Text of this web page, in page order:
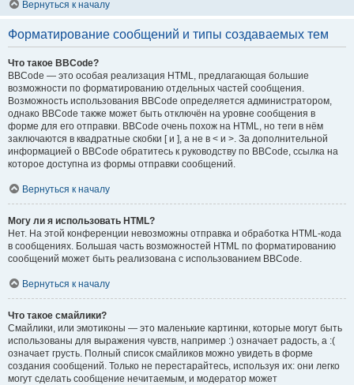
Вернуться к началу
Форматирование сообщений и типы создаваемых тем
Что такое BBCode?
BBCode — это особая реализация HTML, предлагающая большие
возможности по форматированию отдельных частей сообщения.
Возможность использования BBCode определяется администратором,
однако BBCode также может быть отключён на уровне сообщения в
форме для его отправки. BBCode очень похож на HTML, но теги в нём
заключаются в квадратные скобки [ и ], а не в < и >. За дополнительной
информацией о BBCode обратитесь к руководству по BBCode, ссылка на
которое доступна из формы отправки сообщений.
Вернуться к началу
Могу ли я использовать HTML?
Нет. На этой конференции невозможны отправка и обработка HTML-кода
в сообщениях. Большая часть возможностей HTML по форматированию
сообщений может быть реализована с использованием BBCode.
Вернуться к началу
Что такое смайлики?
Смайлики, или эмотиконы — это маленькие картинки, которые могут быть
использованы для выражения чувств, например :) означает радость, а :(
означает грусть. Полный список смайликов можно увидеть в форме
создания сообщений. Только не перестарайтесь, используя их: они легко
могут сделать сообщение нечитаемым, и модератор может